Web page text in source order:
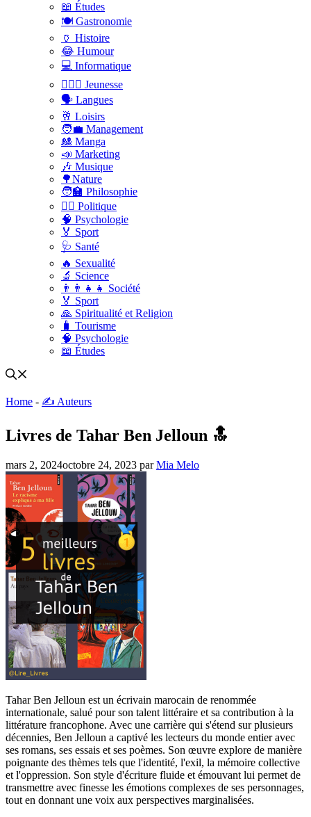
📖 Études
🍽️ Gastronomie
🏺 Histoire
😂 Humour
💻 Informatique
🤸🏽‍♀️ Jeunesse
🗣 Langues
🥂 Loisirs
🧑‍💼 Management
🎎 Manga
📣 Marketing
🎶 Musique
🌳Nature
🧑‍🏫 Philosophie
👨‍⚖️ Politique
🧠 Psychologie
🏅 Sport
🩺 Santé
🔥 Sexualité
🔬 Science
👨‍👨‍👧‍👧 Société
🏅 Sport
🙏 Spiritualité et Religion
🧳 Tourisme
🧠 Psychologie
📖 Études
Home - ✍️ Auteurs
Livres de Tahar Ben Jelloun 🔝
mars 2, 2024octobre 24, 2023 parMia Melo
Tahar Ben Jelloun est un écrivain marocain de renommée
internationale, salué pour son talent littéraire et sa contribution à la
littérature francophone. Avec une carrière qui s'étend sur plusieurs
décennies, Ben Jelloun a captivé les lecteurs du monde entier avec
ses romans, ses essais et ses poèmes. Son œuvre explore de manière
poignante des thèmes tels que l'identité, l'exil, la mémoire collective
et l'oppression. Son style d'écriture fluide et émouvant lui permet de
transmettre avec finesse les émotions complexes de ses personnages,
tout en donnant une voix aux perspectives marginalisées.